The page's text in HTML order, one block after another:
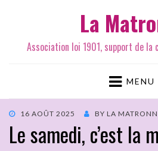
La
Association loi 1901, support de la
MENU
16 AOÛT 2025 BY LA
Le samedi, c’est la